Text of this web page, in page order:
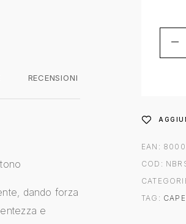
RECENSIONI
dando forza
e
EAN:
COD:
TAG: